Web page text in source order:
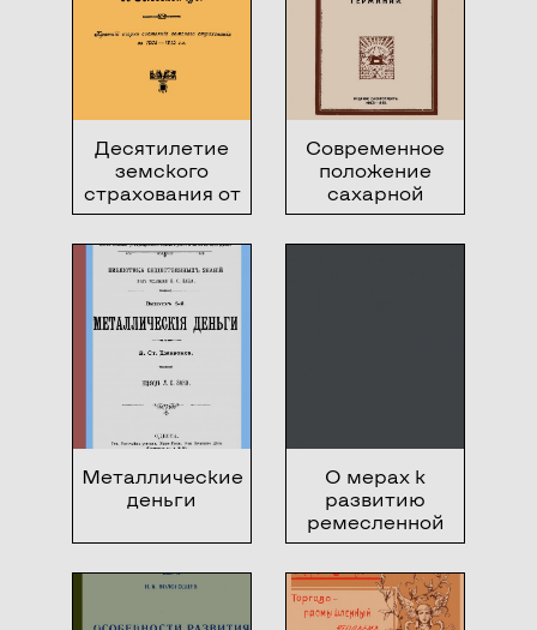
Десятилетие
земского
страхования от
огня в Киевской
губернии
Современное
положение
сахарной
промышленности
Германии
Металлические
деньги
О мерах к
развитию
ремесленной
промышленности